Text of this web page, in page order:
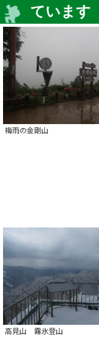
ています
梅雨の金剛山
高見山 霧氷登山